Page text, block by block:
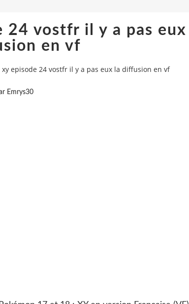
24 vostfr il y a pas eux
en vf
xy episode 24 vostfr il y a pas eux la diffusion en vf
Emrys30